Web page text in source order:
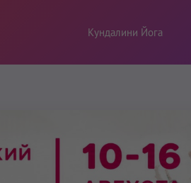
Кундалини Йога